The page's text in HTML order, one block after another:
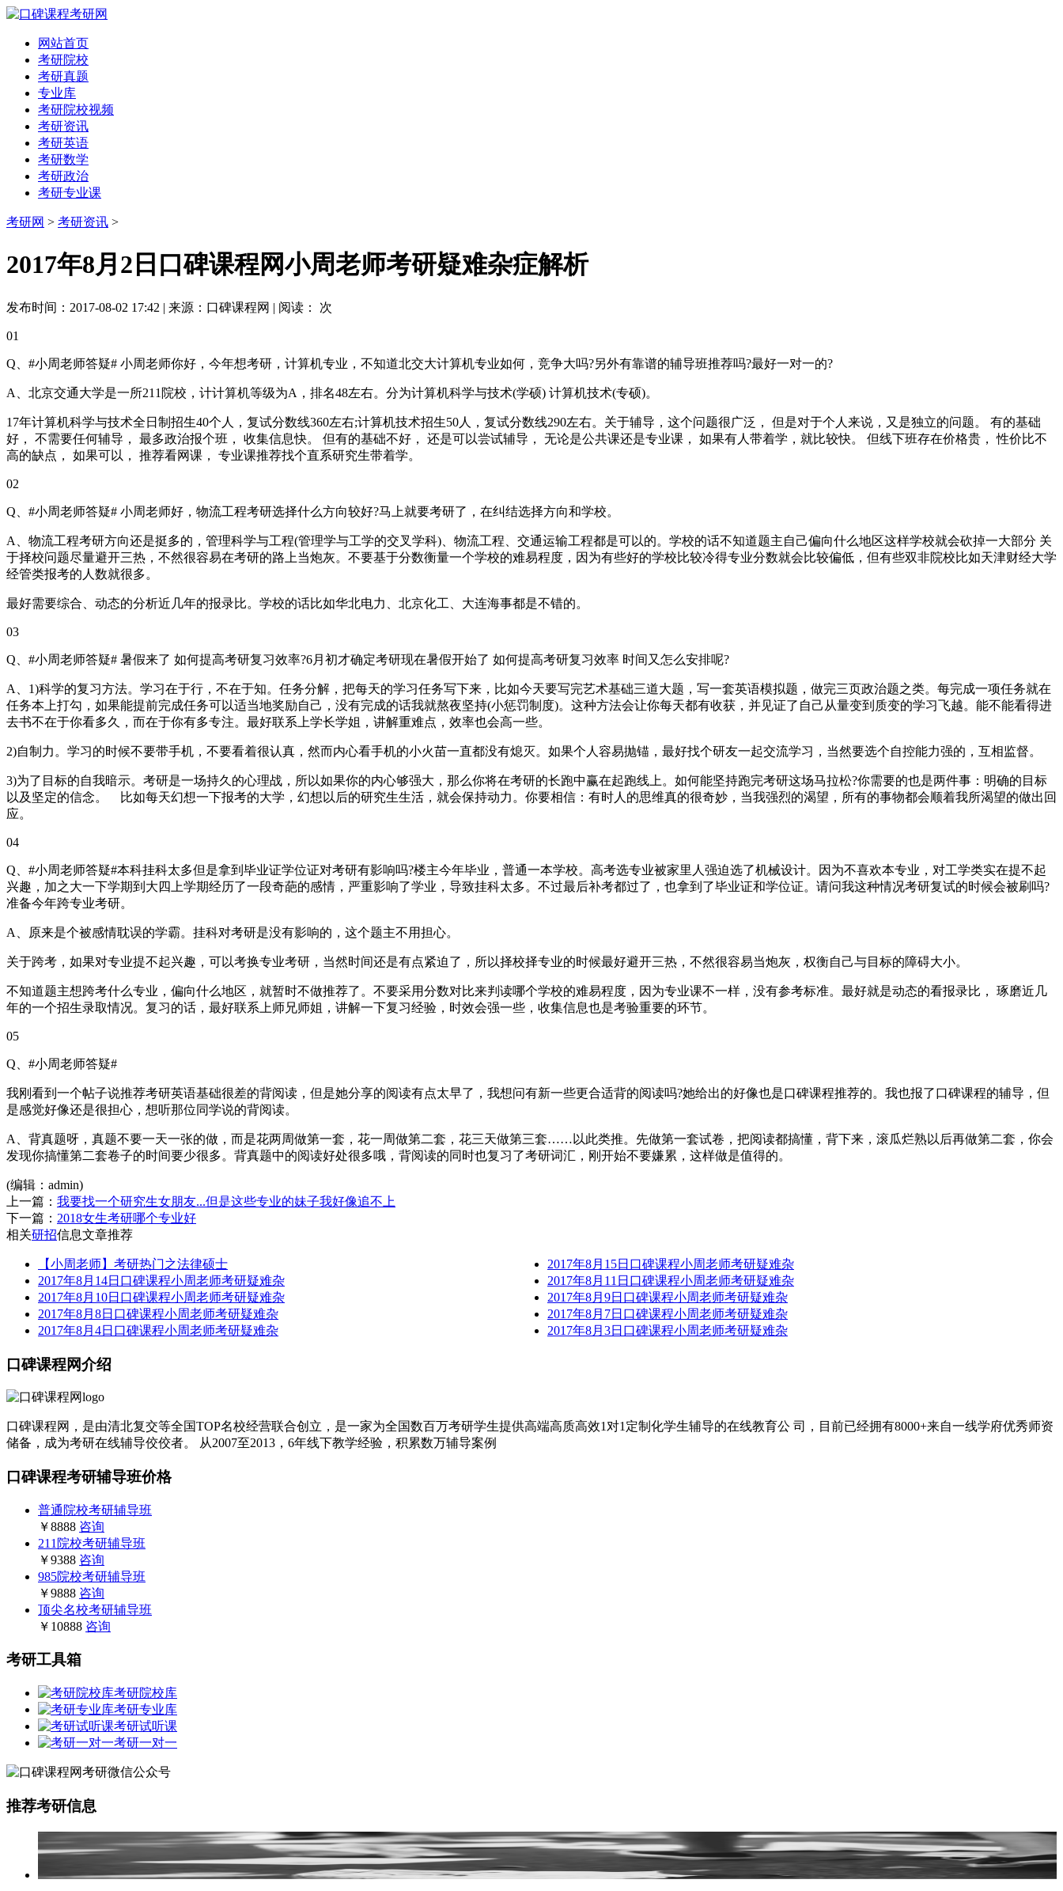
网站首页
考研院校
考研真题
专业库
考研院校视频
考研资讯
考研英语
考研数学
考研政治
考研专业课
考研网 > 考研资讯 >
2017年8月2日口碑课程网小周老师考研疑难杂症解析
发布时间：2017-08-02 17:42 | 来源：口碑课程网 | 阅读： 次
01
Q、#小周老师答疑# 小周老师你好，今年想考研，计算机专业，不知道北交大计算机专业如何，竞争大吗?另外有靠谱的辅导班推荐吗?最好一对一的?
A、北京交通大学是一所211院校，计计算机等级为A，排名48左右。分为计算机科学与技术(学硕) 计算机技术(专硕)。
17年计算机科学与技术全日制招生40个人，复试分数线360左右;计算机技术招生50人，复试分数线290左右。关于辅导，这个问题很广泛， 但是对于个人来说，又是独立的问题。 有的基础
好， 不需要任何辅导， 最多政治报个班， 收集信息快。 但有的基础不好， 还是可以尝试辅导， 无论是公共课还是专业课， 如果有人带着学，就比较快。 但线下班存在价格贵， 性价比不
高的缺点， 如果可以， 推荐看网课， 专业课推荐找个直系研究生带着学。
02
Q、#小周老师答疑# 小周老师好，物流工程考研选择什么方向较好?马上就要考研了，在纠结选择方向和学校。
A、物流工程考研方向还是挺多的，管理科学与工程(管理学与工学的交叉学科)、物流工程、交通运输工程都是可以的。学校的话不知道题主自己偏向什么地区这样学校就会砍掉一大部分 关
于择校问题尽量避开三热，不然很容易在考研的路上当炮灰。不要基于分数衡量一个学校的难易程度，因为有些好的学校比较冷得专业分数就会比较偏低，但有些双非院校比如天津财经大学
经管类报考的人数就很多。
最好需要综合、动态的分析近几年的报录比。学校的话比如华北电力、北京化工、大连海事都是不错的。
03
Q、#小周老师答疑# 暑假来了 如何提高考研复习效率?6月初才确定考研现在暑假开始了 如何提高考研复习效率 时间又怎么安排呢?
A、1)科学的复习方法。学习在于行，不在于知。任务分解，把每天的学习任务写下来，比如今天要写完艺术基础三道大题，写一套英语模拟题，做完三页政治题之类。每完成一项任务就在
任务本上打勾，如果能提前完成任务可以适当地奖励自己，没有完成的话我就熬夜坚持(小惩罚制度)。这种方法会让你每天都有收获，并见证了自己从量变到质变的学习飞越。能不能看得进
去书不在于你看多久，而在于你有多专注。最好联系上学长学姐，讲解重难点，效率也会高一些。
2)自制力。学习的时候不要带手机，不要看着很认真，然而内心看手机的小火苗一直都没有熄灭。如果个人容易抛锚，最好找个研友一起交流学习，当然要选个自控能力强的，互相监督。
3)为了目标的自我暗示。考研是一场持久的心理战，所以如果你的内心够强大，那么你将在考研的长跑中赢在起跑线上。如何能坚持跑完考研这场马拉松?你需要的也是两件事：明确的目标
以及坚定的信念。 比如每天幻想一下报考的大学，幻想以后的研究生生活，就会保持动力。你要相信：有时人的思维真的很奇妙，当我强烈的渴望，所有的事物都会顺着我所渴望的做出回
应。
04
Q、#小周老师答疑#本科挂科太多但是拿到毕业证学位证对考研有影响吗?楼主今年毕业，普通一本学校。高考选专业被家里人强迫选了机械设计。因为不喜欢本专业，对工学类实在提不起
兴趣，加之大一下学期到大四上学期经历了一段奇葩的感情，严重影响了学业，导致挂科太多。不过最后补考都过了，也拿到了毕业证和学位证。请问我这种情况考研复试的时候会被刷吗?
准备今年跨专业考研。
A、原来是个被感情耽误的学霸。挂科对考研是没有影响的，这个题主不用担心。
关于跨考，如果对专业提不起兴趣，可以考换专业考研，当然时间还是有点紧迫了，所以择校择专业的时候最好避开三热，不然很容易当炮灰，权衡自己与目标的障碍大小。
不知道题主想跨考什么专业，偏向什么地区，就暂时不做推荐了。不要采用分数对比来判读哪个学校的难易程度，因为专业课不一样，没有参考标准。最好就是动态的看报录比， 琢磨近几
年的一个招生录取情况。复习的话，最好联系上师兄师姐，讲解一下复习经验，时效会强一些，收集信息也是考验重要的环节。
05
Q、#小周老师答疑#
我刚看到一个帖子说推荐考研英语基础很差的背阅读，但是她分享的阅读有点太早了，我想问有新一些更合适背的阅读吗?她给出的好像也是口碑课程推荐的。我也报了口碑课程的辅导，但
是感觉好像还是很担心，想听那位同学说的背阅读。
A、背真题呀，真题不要一天一张的做，而是花两周做第一套，花一周做第二套，花三天做第三套……以此类推。先做第一套试卷，把阅读都搞懂，背下来，滚瓜烂熟以后再做第二套，你会
发现你搞懂第二套卷子的时间要少很多。背真题中的阅读好处很多哦，背阅读的同时也复习了考研词汇，刚开始不要嫌累，这样做是值得的。
(编辑：admin)
上一篇： 我要找一个研究生女朋友...但是这些专业的妹子我好像追不上
下一篇： 2018女生考研哪个专业好
相关研招信息文章推荐
【小周老师】考研热门之法律硕士
2017年8月15日口碑课程小周老师考研疑难杂
2017年8月14日口碑课程小周老师考研疑难杂
2017年8月11日口碑课程小周老师考研疑难杂
2017年8月10日口碑课程小周老师考研疑难杂
2017年8月9日口碑课程小周老师考研疑难杂
2017年8月8日口碑课程小周老师考研疑难杂
2017年8月7日口碑课程小周老师考研疑难杂
2017年8月4日口碑课程小周老师考研疑难杂
2017年8月3日口碑课程小周老师考研疑难杂
口碑课程网介绍
口碑课程网，是由清北复交等全国TOP名校经营联合创立，是一家为全国数百万考研学生提供高端高质高效1对1定制化学生辅导的在线教育公 司，目前已经拥有8000+来自一线学府优秀师资
储备，成为考研在线辅导佼佼者。 从2007至2013，6年线下教学经验，积累数万辅导案例
口碑课程考研辅导班价格
普通院校考研辅导班
￥8888 咨询
211院校考研辅导班
￥9388 咨询
985院校考研辅导班
￥9888 咨询
顶尖名校考研辅导班
￥10888 咨询
考研工具箱
考研院校库
考研专业库
考研试听课
考研一对一
推荐考研信息